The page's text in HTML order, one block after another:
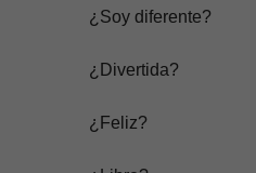
¿Soy diferente?
¿Divertida?
¿Feliz?